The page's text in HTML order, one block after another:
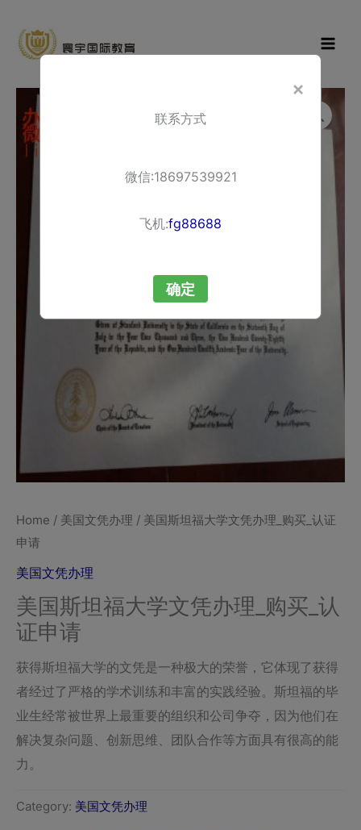
content
育
Home / 美国文凭办理 / 美国斯坦福大学文凭办理_购买_认证
申请
美国文凭办理
美国斯坦福大学文凭办理_购买_认
证申请
获得斯坦福大学的文凭是一种极大的荣誉，它体现了获得
者经过了严格的学术训练和丰富的实践经验。斯坦福的毕
业生经常被世界上最重要的组织和公司争夺，因为他们在
解决复杂问题、创新思维、团队合作等方面具有很高的能
力。
Category: 美国文凭办理
×
联系方式
微信:18697539921
飞机:fg88688
确定